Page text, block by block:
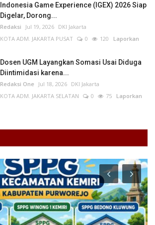
Indonesia Game Experience (IGEX) 2026 Siap
Digelar, Dorong...
Redaksi Jul 19, 2026 DKI Jakarta
KOTA ADM. JAKARTA PUSAT
0 120 Laporkan
Dosen UGM Layangkan Somasi Usai Diduga
Diintimidasi karena...
Redaksi One Jul 18, 2026 DKI Jakarta
KOTA ADM. JAKARTA SELATAN
0 75 Laporkan